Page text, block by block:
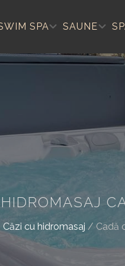
SPA SAUNE
Căzi cu hidromasaj / Cadă